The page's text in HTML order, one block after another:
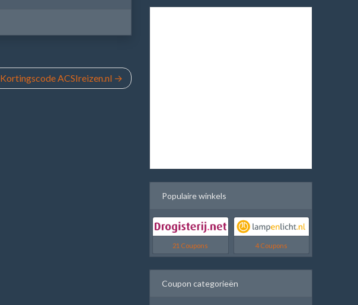
Kortingscode ACSIreizen.nl
Populaire winkels
21 Coupons 4 Coupons
Coupon categorieën